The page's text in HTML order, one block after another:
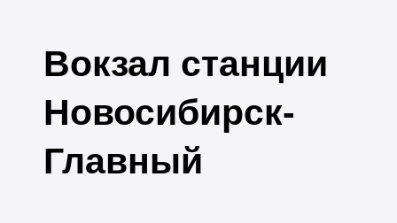
Вокзал станции
Новосибирск-
Главный